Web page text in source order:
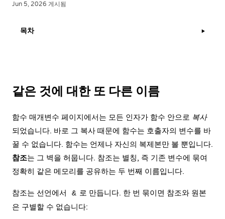
Jun 5, 2026 게시됨
같은 것에 대한 또 다른 이름
함수 매개변수 페이지에서는 모든 인자가 함수 안으로 복사
되었습니다. 바로 그 복사 때문에 함수는 호출자의 변수를 바
꿀 수 없습니다. 함수는 언제나 자신의 복제본만 볼 뿐입니다.
참조는 그 벽을 허뭅니다. 참조는 별칭, 즉 기존 변수에 묶여
정확히 같은 메모리를 공유하는 두 번째 이름입니다.
참조는 선언에서 & 로 만듭니다. 한 번 묶이면 참조와 원본
은 구별할 수 없습니다:
목차 ▶